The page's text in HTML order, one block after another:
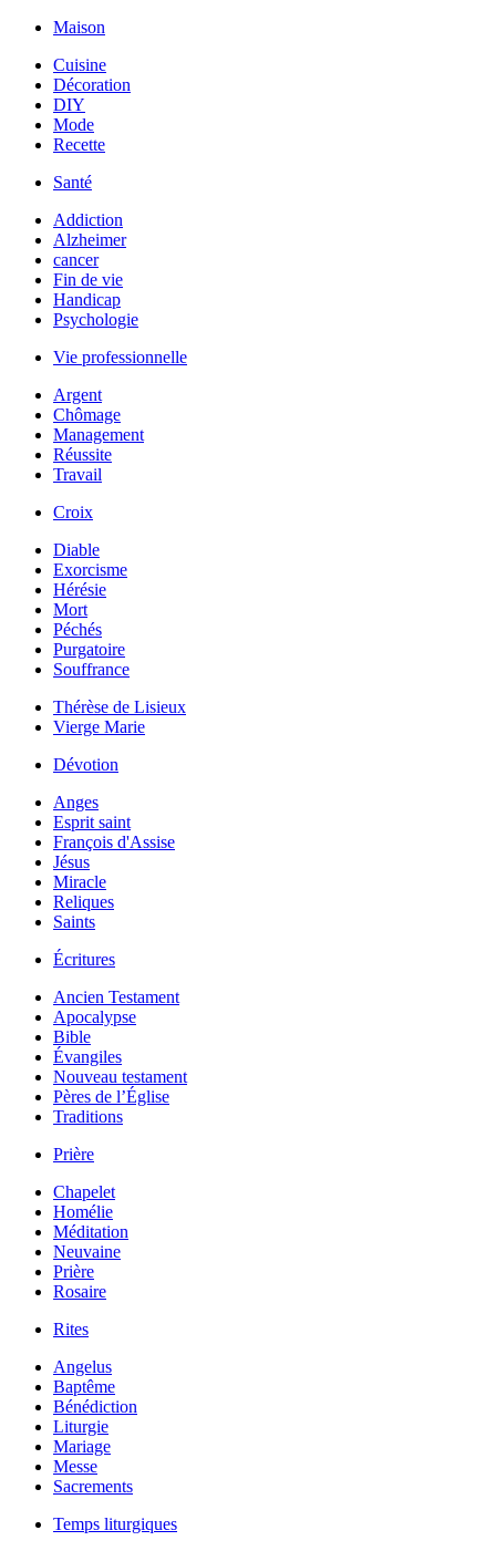
Maison
Cuisine
Décoration
DIY
Mode
Recette
Santé
Addiction
Alzheimer
cancer
Fin de vie
Handicap
Psychologie
Vie professionnelle
Argent
Chômage
Management
Réussite
Travail
Croix
Diable
Exorcisme
Hérésie
Mort
Péchés
Purgatoire
Souffrance
Thérèse de Lisieux
Vierge Marie
Dévotion
Anges
Esprit saint
François d'Assise
Jésus
Miracle
Reliques
Saints
Écritures
Ancien Testament
Apocalypse
Bible
Évangiles
Nouveau testament
Pères de l’Église
Traditions
Prière
Chapelet
Homélie
Méditation
Neuvaine
Prière
Rosaire
Rites
Angelus
Baptême
Bénédiction
Liturgie
Mariage
Messe
Sacrements
Temps liturgiques